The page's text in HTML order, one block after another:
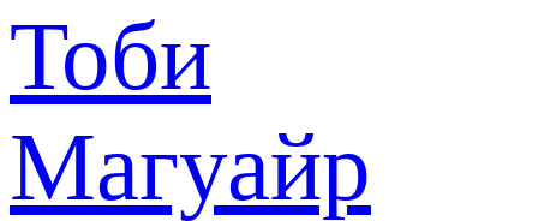
Тоби
Магуайр